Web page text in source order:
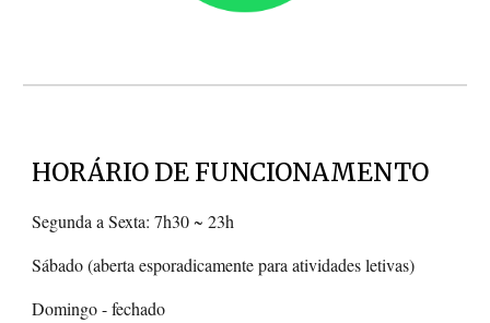
HORÁRIO DE FUNCIONAMENTO
Segunda a Sexta: 7h30 ~ 23h
​Sábado (aberta esporadicamente para atividades letivas)
Domingo - fechado